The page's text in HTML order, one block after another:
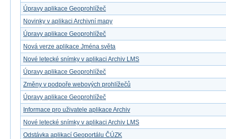
Úpravy aplikace Geoprohlížeč
Novinky v aplikaci Archivní mapy
Úpravy aplikace Geoprohlížeč
Nová verze aplikace Jména světa
Nové letecké snímky v aplikaci Archiv LMS
Úpravy aplikace Geoprohlížeč
Změny v podpoře webových prohlížečů
Úpravy aplikace Geoprohlížeč
Informace pro uživatele aplikace Archiv
Nové letecké snímky v aplikaci Archiv LMS
Odstávka aplikací Geoportálu ČÚZK